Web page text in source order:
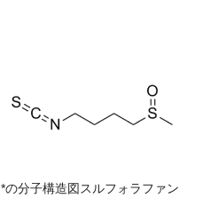
*の分子構造図 スルフォラファン